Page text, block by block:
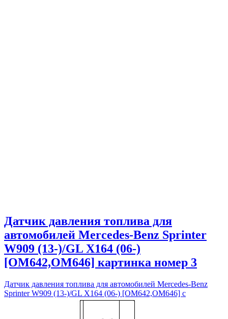
Датчик давления топлива для
автомобилей Mercedes-Benz Sprinter
W909 (13-)/GL X164 (06-)
[OM642,OM646] картинка номер 3
Датчик давления топлива для автомобилей Mercedes-Benz
Sprinter W909 (13-)/GL X164 (06-) [OM642,OM646] с